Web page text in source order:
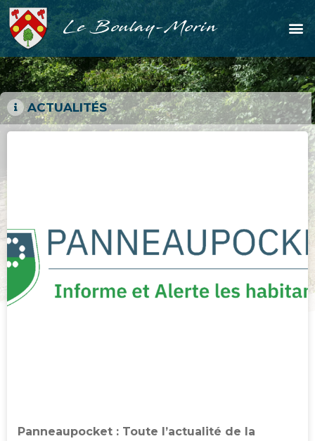
Le Boulay-Morin
ACTUALITÉS
Panneaupocket : Toute l’actualité de la